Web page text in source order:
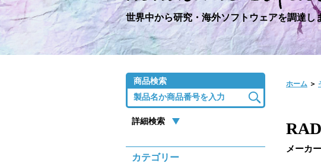
世界中から研究・海外ソフトウェアを調達し
商品検索
詳細検索
カテゴリー
ホーム ＞
メーカ